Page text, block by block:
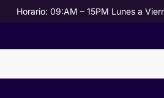
Horario: 09:AM – 15PM Lunes a